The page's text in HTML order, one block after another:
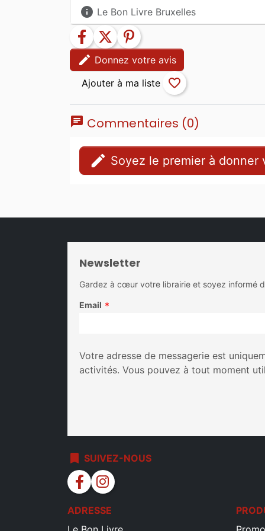
info Le Bon Livre Bruxelles
facebook twitter
pinterest
edit Donnez votre avis
favorite_border
chat Commentaires (0)
edit Soyez le premier à donner
Newsletter
Gardez à cœur votre librairie et soyez informé
Email *
Votre adresse de messagerie est
activités. Vous pouvez à tout moment
bookmark SUIVEZ-NOUS
facebook instagram
ADRESSE